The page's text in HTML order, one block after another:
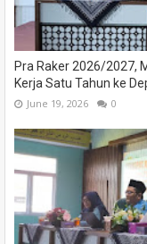
Pra Raker 2026/2027,
Kerja Satu Tahun ke
June 19, 2026 0